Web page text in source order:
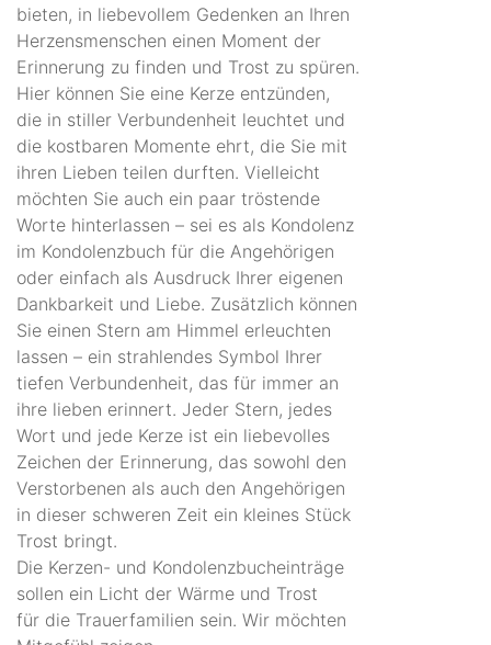
bieten, in liebevollem Gedenken an Ihren
Herzensmenschen einen Moment der
Erinnerung zu finden und Trost zu spüren.
Hier können Sie eine Kerze entzünden,
die in stiller Verbundenheit leuchtet und
die kostbaren Momente ehrt, die Sie mit
ihren Lieben teilen durften. Vielleicht
möchten Sie auch ein paar tröstende
Worte hinterlassen – sei es als Kondolenz
im Kondolenzbuch für die Angehörigen
oder einfach als Ausdruck Ihrer eigenen
Dankbarkeit und Liebe. Zusätzlich können
Sie einen Stern am Himmel erleuchten
lassen – ein strahlendes Symbol Ihrer
tiefen Verbundenheit, das für immer an
ihre lieben erinnert. Jeder Stern, jedes
Wort und jede Kerze ist ein liebevolles
Zeichen der Erinnerung, das sowohl den
Verstorbenen als auch den Angehörigen
in dieser schweren Zeit ein kleines Stück
Trost bringt.
Die Kerzen- und Kondolenzbucheinträge
sollen ein Licht der Wärme und Trost
für die Trauerfamilien sein. Wir möchten